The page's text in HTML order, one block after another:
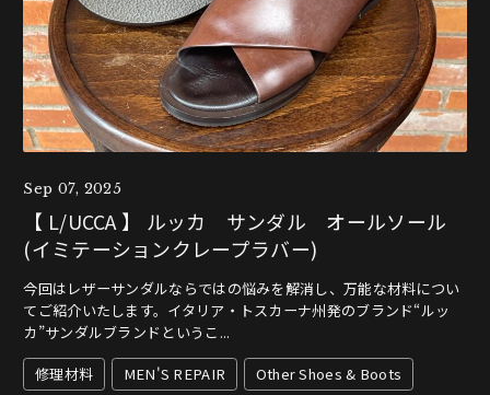
Sep 07, 2025
【 L/UCCA 】 ルッカ サンダル オールソール
(イミテーションクレープラバー)
今回はレザーサンダルならではの悩みを解消し、万能な材料につい
てご紹介いたします。イタリア・トスカーナ州発のブランド“ルッ
カ”サンダルブランドというこ...
修理材料 MEN'S REPAIR
Other Shoes & Boots